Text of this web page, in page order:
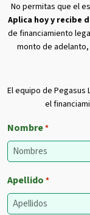
No permitas que el
Aplica hoy y recibe
de financiamiento
monto de
El equipo de
el
Nombre*
Apellido *